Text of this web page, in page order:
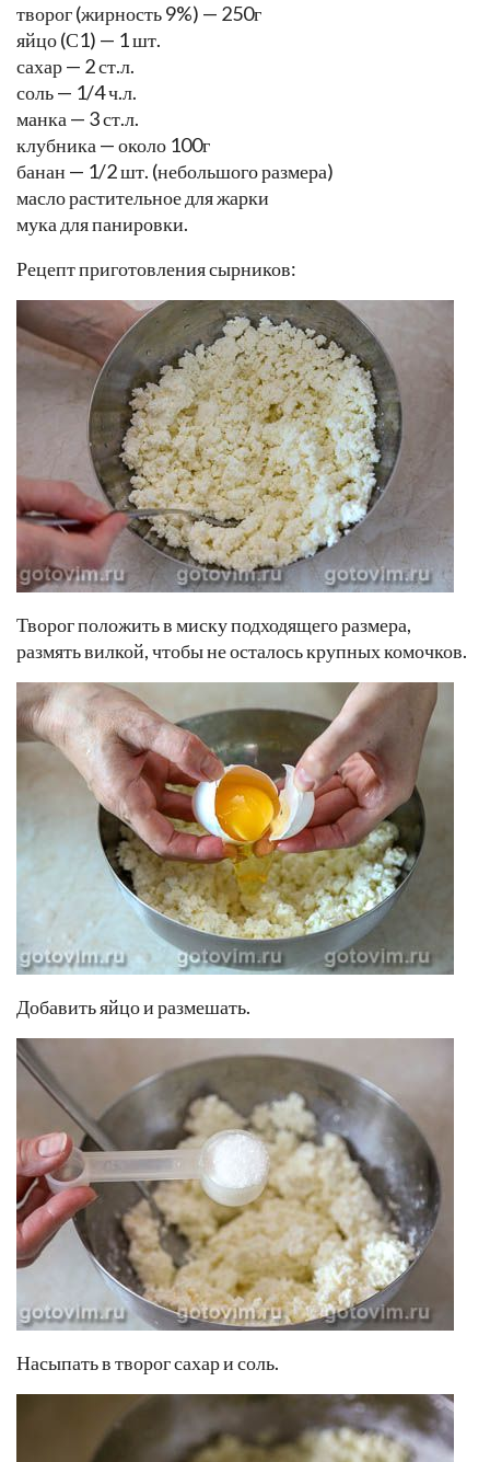
творог (жирность 9%) — 250г
яйцо (С1) — 1 шт.
сахар — 2 ст.л.
соль — 1/4 ч.л.
манка — 3 ст.л.
клубника — около 100г
банан — 1/2 шт. (небольшого размера)
масло растительное для жарки
мука для панировки.
Рецепт приготовления сырников:
Творог положить в миску подходящего размера,
размять вилкой, чтобы не осталось крупных комочков.
Добавить яйцо и размешать.
Насыпать в творог сахар и соль.